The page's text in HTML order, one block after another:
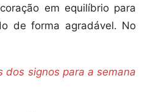
em equilíbrio para
de forma agradável. No
dos signos para a semana